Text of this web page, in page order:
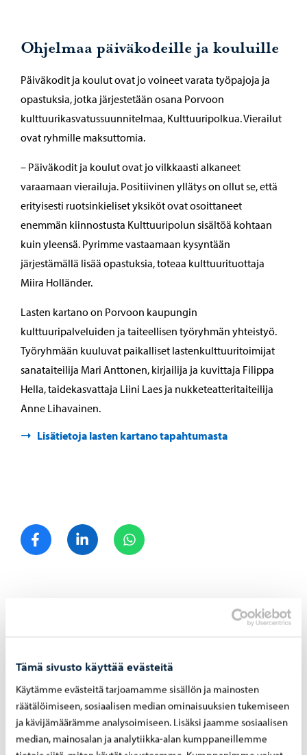
Tämä sivusto käyttää evästeitä
Käytämme evästeitä tarjoamamme sisällön ja mainosten
räätälöimiseen, sosiaalisen median ominaisuuksien tukemiseen
ja kävijämäärämme analysoimiseen. Lisäksi jaamme sosiaalisen
median, mainosalan ja analytiikka-alan kumppaneillemme
Ohjelmaa päiväkodeille ja kouluille
Päiväkodit ja koulut ovat jo voineet varata työpajoja ja
opastuksia, jotka järjestetään osana Porvoon
kulttuurikasvatussuunnitelmaa, Kulttuuripolkua. Vierailut
ovat ryhmille maksuttomia.
– Päiväkodit ja koulut ovat jo vilkkaasti alkaneet
varaamaan vierailuja. Positiivinen yllätys on ollut se, että
erityisesti ruotsinkieliset yksiköt ovat osoittaneet
enemmän kiinnostusta Kulttuuripolun sisältöä kohtaan
kuin yleensä. Pyrimme vastaamaan kysyntään
järjestämällä lisää opastuksia, toteaa kulttuurituottaja
Miira Holländer.
Lasten kartano on Porvoon kaupungin
kulttuuripalveluiden ja taiteellisen työryhmän yhteistyö.
Työryhmään kuuluvat paikalliset lastenkulttuuritoimijat
sanataiteilija Mari Anttonen, kirjailija ja kuvittaja Filippa
Hella, taidekasvattaja Liini Laes ja nukketeatteritaiteilija
Anne Lihavainen.
Lisätietoja lasten kartano tapahtumasta
Jaa FacebookJaa LinkedIn
Aiheeseen liittyvät uutiset
Ru­ne­berg Ju­nior -​lastenkirjallisuuspalkinnon
esi­raa­ti aloit­taa työn­sä ja ottaa vas­taan kir­jo­
ja ar­vioi­ta­vak­si